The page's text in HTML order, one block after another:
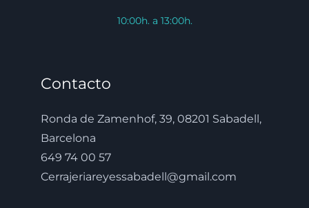
10:00h. a 13:00h.
Contacto
Ronda de Zamenhof, 39, 08201 Sabadell,
Barcelona
649 74 00 57
Cerrajeriareyessabadell@gmail.com